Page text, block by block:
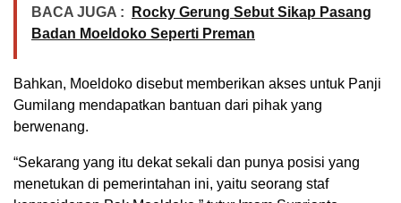
BACA JUGA :
Rocky Gerung Sebut Sikap Pasang
Badan Moeldoko Seperti Preman
Bahkan, Moeldoko disebut memberikan akses untuk Panji
Gumilang mendapatkan bantuan dari pihak yang
berwenang.
“Sekarang yang itu dekat sekali dan punya posisi yang
menetukan di pemerintahan ini, yaitu seorang staf